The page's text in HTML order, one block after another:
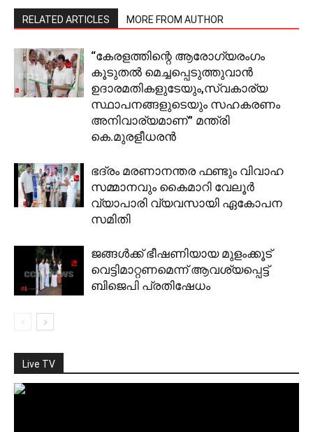
RELATED ARTICLES MORE FROM AUTHOR
“കേരളത്തിന്റെ ആരോഗ്യരംഗം
കൂടുതല്‍ മെച്ചപ്പെടുത്തുവാന്‍
ഉദാരമതികളുടേയും,സ്വകാര്യ
സ്ഥാപനങ്ങളുടെയും സഹകരണം
അനിവാര്യമാണ്” മന്ത്രി
കെ.മുരളീധരന്‍
ഭദ്രം മരണാനന്തര ഫണ്ടും വിവാഹ
സമ്മാനവും കൈമാറി വേലൂര്‍
വ്യാപാരി വ്യവസായി ഏകോപന
സമിതി
ജങ്ങള്‍ക്ക് ഭീഷണിയായ മുളംക്കൂട്
വെട്ടിമാറ്റണമെന്ന് ആവശ്യപ്പെട്ട്
ബിജെപി പ്രതിഷേധം
Live TV